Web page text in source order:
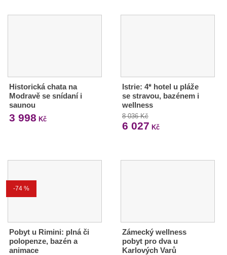
Historická chata na
Modravě se snídaní i
saunou
3 998 Kč
Istrie: 4* hotel u pláže
se stravou, bazénem i
wellness
8 036 Kč
6 027 Kč
-74 %
Pobyt u Rimini: plná či
polopenze, bazén a
animace
Zámecký wellness
pobyt pro dva u
Karlových Varů